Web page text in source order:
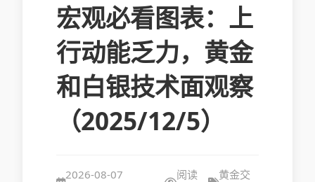
宏观必看图表：上
行动能乏力，黄金
和白银技术面观察
（2025/12/5）
2026-08-07
阅读
黄金交